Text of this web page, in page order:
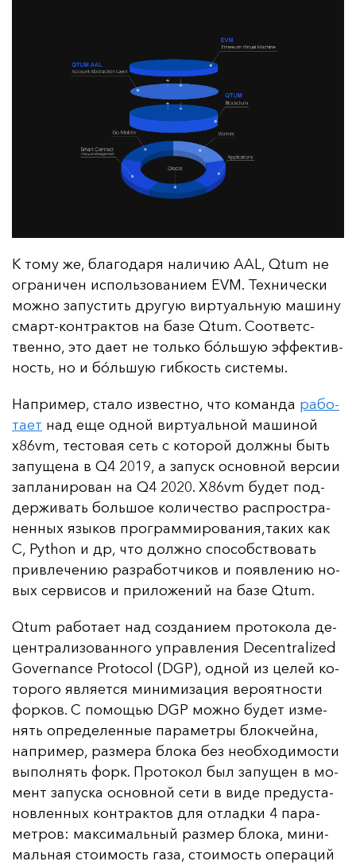
К то­му же, бла­го­да­ря на­ли­чию AAL, Qtum не
ог­ра­ни­чен ис­поль­зо­ва­ни­ем EVM. Тех­ни­чес­ки
мож­но за­пус­тить дру­гую вир­ту­аль­ную ма­ши­ну
смарт-кон­трак­тов на ба­зе Qtum. Со­от­ветс­
твен­но, это да­ет не толь­ко бóль­шую эф­фек­тив­
ность, но и бóль­шую гиб­кость сис­те­мы.
Нап­ри­мер, ста­ло из­вес­тно, что ко­ман­да ра­бо­
та­ет над еще од­ной вир­ту­аль­ной ма­ши­ной
x86vm, тес­то­вая сеть с ко­то­рой дол­жны быть
за­пу­ще­на в Q4 2019, а за­пуск ос­нов­ной вер­сии
зап­ла­ни­ро­ван на Q4 2020. X86vm бу­дет под­
дер­жи­вать боль­шое ко­ли­чес­тво рас­прос­тра­
нен­ных язы­ков прог­рам­ми­ро­ва­ния,та­ких как
C, Python и др, что дол­жно спо­собс­тво­вать
прив­ле­че­нию раз­ра­бот­чи­ков и по­яв­ле­нию но­
вых сер­ви­сов и при­ло­же­ний на ба­зе Qtum.
Qtum ра­бо­та­ет над соз­да­ни­ем про­то­ко­ла де­
цен­тра­ли­зо­ван­но­го уп­рав­ле­ния Decentralized
Governance Protocol (DGP), од­ной из це­лей ко­
то­ро­го яв­ля­ет­ся ми­ни­ми­за­ция ве­ро­ят­нос­ти
фор­ков. С по­мощью DGP мож­но бу­дет из­ме­
нять оп­ре­де­лен­ные па­ра­мет­ры блок­чей­на,
нап­ри­мер, раз­ме­ра бло­ка без не­об­хо­ди­мос­ти
вы­пол­нять форк. Про­то­кол был за­пу­щен в мо­
мент за­пус­ка ос­нов­ной се­ти в ви­де пре­дус­та­
нов­лен­ных кон­трак­тов для от­лад­ки 4 па­ра­
мет­ров: мак­си­маль­ный раз­мер бло­ка, ми­ни­
маль­ная сто­имость га­за, сто­имость опе­ра­ций